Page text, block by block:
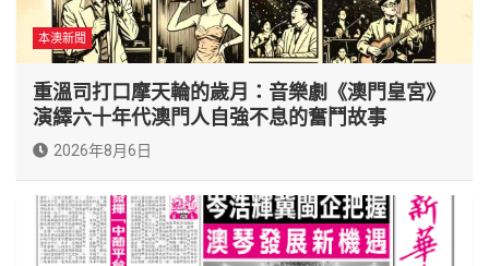
本澳新聞
重溫司打口摩天輪的歲月：音樂劇《澳門皇宮》
演繹六十年代澳門人自強不息的奮鬥故事
2026年8月6日